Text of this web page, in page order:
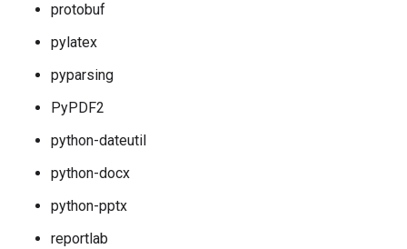
protobuf
pylatex
pyparsing
PyPDF2
python-dateutil
python-docx
python-pptx
reportlab